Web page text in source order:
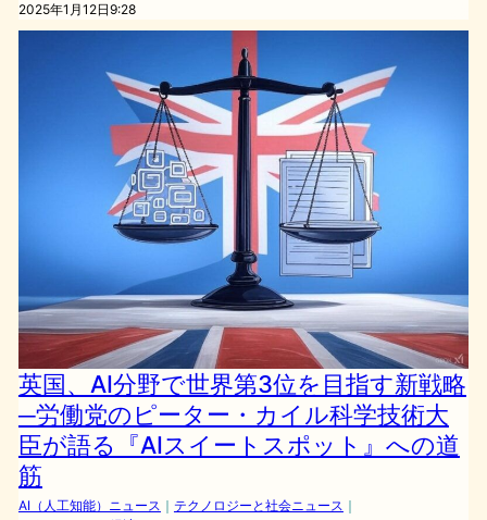
2025年1月12日9:28
英国、AI分野で世界第3位を目指す新戦略
─労働党のピーター・カイル科学技術大
臣が語る『AIスイートスポット』への道
筋
AI（人工知能）ニュース ｜ テクノロジーと社会ニュース ｜